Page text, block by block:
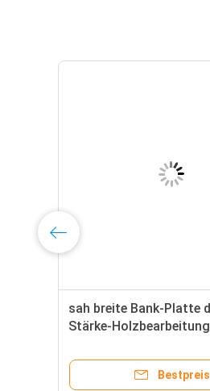
sah breite Bank-Platte
Stärke-
Bestpreis